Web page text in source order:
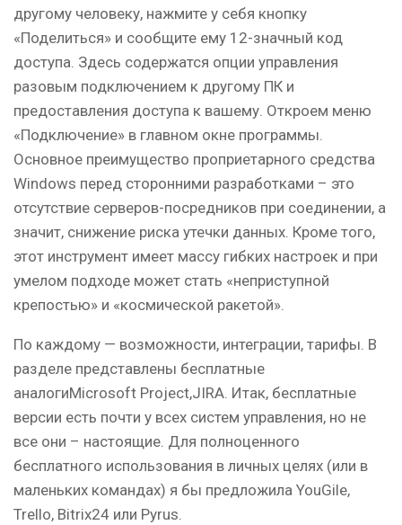
другому человеку, нажмите у себя кнопку
«Поделиться» и сообщите ему 12-значный код
доступа. Здесь содержатся опции управления
разовым подключением к другому ПК и
предоставления доступа к вашему. Откроем меню
«Подключение» в главном окне программы.
Основное преимущество проприетарного средства
Windows перед сторонними разработками – это
отсутствие серверов-посредников при соединении, а
значит, снижение риска утечки данных. Кроме того,
этот инструмент имеет массу гибких настроек и при
умелом подходе может стать «неприступной
крепостью» и «космической ракетой».
По каждому — возможности, интеграции, тарифы. В
разделе представлены бесплатные
аналогиMicrosoft Project,JIRA. Итак, бесплатные
версии есть почти у всех систем управления, но не
все они – настоящие. Для полноценного
бесплатного использования в личных целях (или в
маленьких командах) я бы предложила YouGile,
Trello, Bitrix24 или Pyrus.